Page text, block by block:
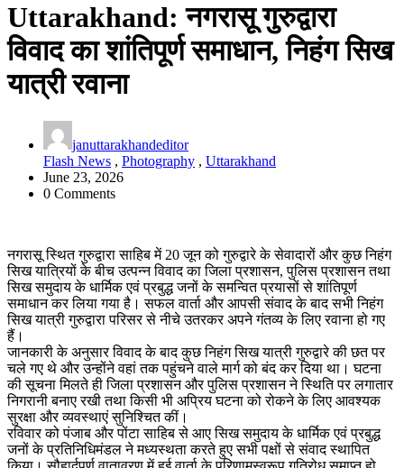
Uttarakhand: नगरासू गुरुद्वारा
विवाद का शांतिपूर्ण समाधान, निहंग सिख
यात्री रवाना
januttarakhandeditor
Flash News , Photography , Uttarakhand
June 23, 2026
0 Comments
नगरासू स्थित गुरुद्वारा साहिब में 20 जून को गुरुद्वारे के सेवादारों और कुछ निहंग
सिख यात्रियों के बीच उत्पन्न विवाद का जिला प्रशासन, पुलिस प्रशासन तथा
सिख समुदाय के धार्मिक एवं प्रबुद्ध जनों के समन्वित प्रयासों से शांतिपूर्ण
समाधान कर लिया गया है। सफल वार्ता और आपसी संवाद के बाद सभी निहंग
सिख यात्री गुरुद्वारा परिसर से नीचे उतरकर अपने गंतव्य के लिए रवाना हो गए
हैं।
जानकारी के अनुसार विवाद के बाद कुछ निहंग सिख यात्री गुरुद्वारे की छत पर
चले गए थे और उन्होंने वहां तक पहुंचने वाले मार्ग को बंद कर दिया था। घटना
की सूचना मिलते ही जिला प्रशासन और पुलिस प्रशासन ने स्थिति पर लगातार
निगरानी बनाए रखी तथा किसी भी अप्रिय घटना को रोकने के लिए आवश्यक
सुरक्षा और व्यवस्थाएं सुनिश्चित कीं।
रविवार को पंजाब और पोंटा साहिब से आए सिख समुदाय के धार्मिक एवं प्रबुद्ध
जनों के प्रतिनिधिमंडल ने मध्यस्थता करते हुए सभी पक्षों से संवाद स्थापित